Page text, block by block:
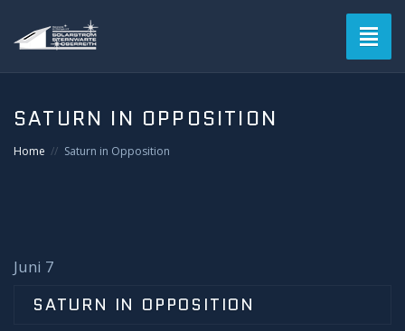
SATURN IN OPPOSITION
Home Saturn in Opposition
Juni 7
SATURN IN OPPOSITION